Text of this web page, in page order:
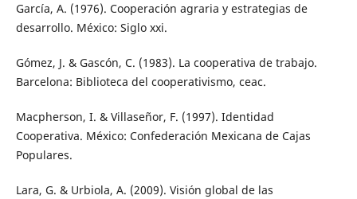
García, A. (1976). Cooperación agraria y estrategias de
desarrollo. México: Siglo xxi.
Gómez, J. & Gascón, C. (1983). La cooperativa de trabajo.
Barcelona: Biblioteca del cooperativismo, ceac.
Macpherson, I. & Villaseñor, F. (1997). Identidad
Cooperativa. México: Confederación Mexicana de Cajas
Populares.
Lara, G. & Urbiola, A. (2009). Visión global de las